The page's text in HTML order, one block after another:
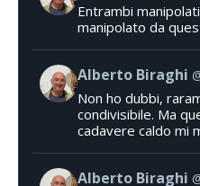
Entrambi
manipolato da
Alberto Biraghi
Non ho dubbi,
condivisibile. Ma
cadavere caldo mi
Alberto Biraghi